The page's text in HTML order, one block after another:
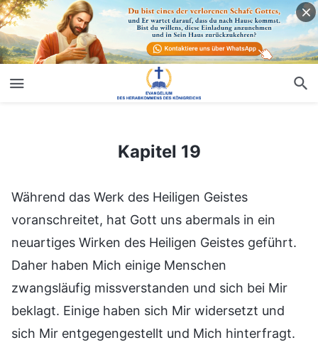
Kapitel 19
Während das Werk des Heiligen Geistes
voranschreitet, hat Gott uns abermals in ein
neuartiges Wirken des Heiligen Geistes geführt.
Daher haben Mich einige Menschen
zwangsläufig missverstanden und sich bei Mir
beklagt. Einige haben sich Mir widersetzt und
sich Mir entgegengestellt und Mich hinterfragt.